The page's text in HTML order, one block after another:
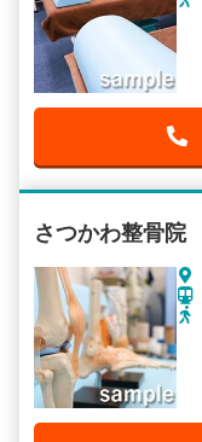
さつかわ整骨院